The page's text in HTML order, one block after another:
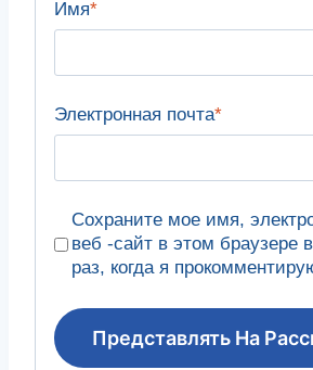
Имя*
Электронная почта*
Сохраните мое имя,
веб -сайт в этом браузере
раз, когда я